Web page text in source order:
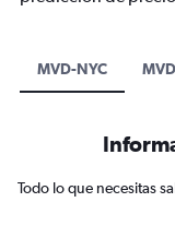
MVD-NYC
Todo lo que necesitas